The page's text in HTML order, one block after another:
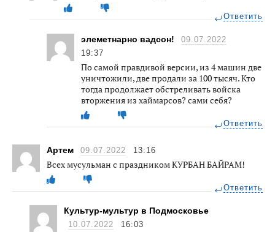
Ответить
элеметнарно вадсон!
09.07.2022
19:37
По самой правдивой версии, из 4 машин две
уничтожили, две продали за 100 тысяч. Кто
тогда продолжает обстреливать войска
вторжения из хаймарсов? сами себя?
Ответить
Артем 09.07.2022 13:16
Всех мусульман с праздником КУРБАН БАЙРАМ!
Ответить
Культур-мультур в Подмосковье
10.07.2022 16:03